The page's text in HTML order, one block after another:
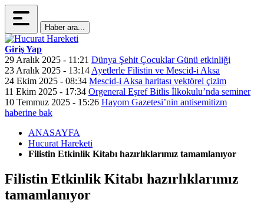
Haber ara...
Giriş Yap
29 Aralık 2025 - 11:21 Dünya Şehit Çocuklar Günü etkinliği
23 Aralık 2025 - 13:14 Ayetlerle Filistin ve Mescid-i Aksa
24 Ekim 2025 - 08:34 Mescid-i Aksa haritası vektörel çizim
11 Ekim 2025 - 17:34 Orgeneral Eşref Bitlis İlkokulu’nda seminer
10 Temmuz 2025 - 15:26 Hayom Gazetesi’nin antisemitizm
haberine bak
ANASAYFA
Hucurat Hareketi
Filistin Etkinlik Kitabı hazırlıklarımız tamamlanıyor
Filistin Etkinlik Kitabı hazırlıklarımız
tamamlanıyor